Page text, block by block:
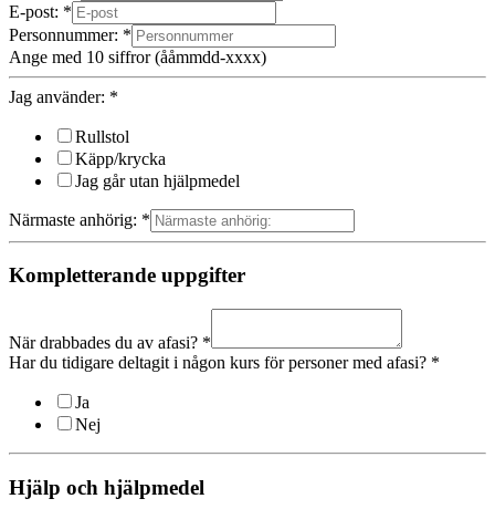
E-post: *
Personnummer: *
Ange med 10 siffror (ååmmdd-xxxx)
Jag använder: *
Rullstol
Käpp/krycka
Jag går utan hjälpmedel
Närmaste anhörig: *
Kompletterande uppgifter
När drabbades du av afasi? *
Har du tidigare deltagit i någon kurs för personer med afasi? *
Ja
Nej
Hjälp och hjälpmedel